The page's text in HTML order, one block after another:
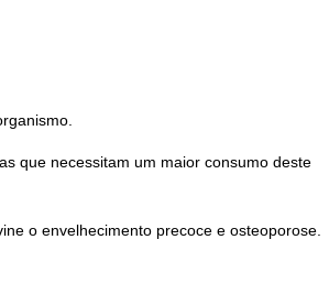
que necessitam um maior consumo deste
o envelhecimento precoce e osteoporose.